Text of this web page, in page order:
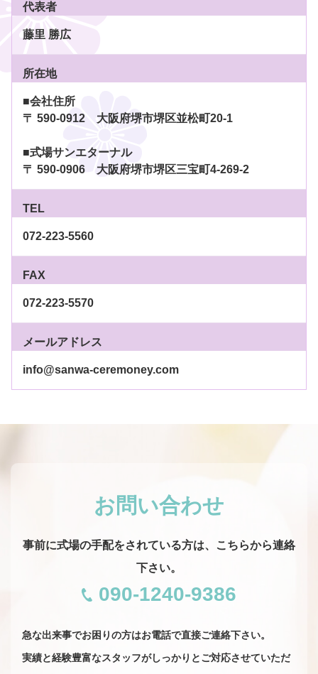
代表者
藤里 勝広
所在地
■会社住所
〒 590-0912 大阪府堺市堺区並松町20-1
■式場サンエターナル
〒 590-0906 大阪府堺市堺区三宝町4-269-2
TEL
072-223-5560
FAX
072-223-5570
メールアドレス
info@sanwa-ceremoney.com
お問い合わせ
事前に式場の手配をされている方は、こちらから連絡
下さい。
090-1240-9386
急な出来事でお困りの方はお電話で直接ご連絡下さい。
​​​​​​​実績と経験豊富なスタッフがしっかりとご対応させていただ